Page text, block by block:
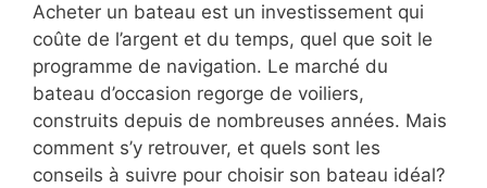
Acheter un bateau est un investissement qui
coûte de l’argent et du temps, quel que soit le
programme de navigation. Le marché du
bateau d’occasion regorge de voiliers,
construits depuis de nombreuses années. Mais
comment s’y retrouver, et quels sont les
conseils à suivre pour choisir son bateau idéal?